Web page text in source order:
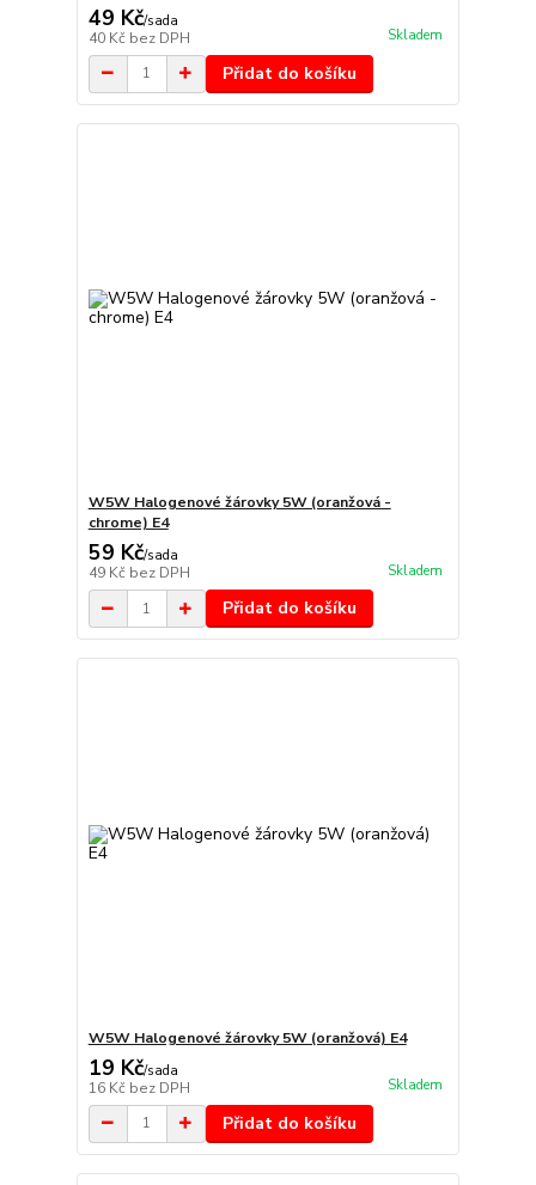
49 Kč/sada
40 Kč bez DPH Skladem
Přidat do košíku
W5W Halogenové žárovky 5W (oranžová -
chrome) E4
59 Kč/sada
49 Kč bez DPH Skladem
Přidat do košíku
W5W Halogenové žárovky 5W (oranžová) E4
19 Kč/sada
16 Kč bez DPH Skladem
Přidat do košíku